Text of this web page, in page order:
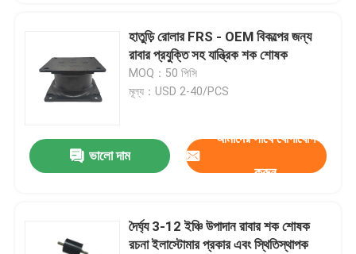
পণ্য
কারখানা পরিদর্শন
হাতুড়ি রোলার FRS - OEM বিকল্পের জন্য
রাবার প্রযুক্তি সহ যান্ত্রিক শক শোষক
MOQ：50 পিসি
মূল্য：USD 2-40/PCS
ভালো দাম
আমাদের সাথে যোগাযোগ
করুন
দৈর্ঘ্য 3-12 ইঞ্চি উপাদান রাবার শক শোষক
রচনা ইলাস্টোমার প্রকার এবং স্থিতিস্থাপক